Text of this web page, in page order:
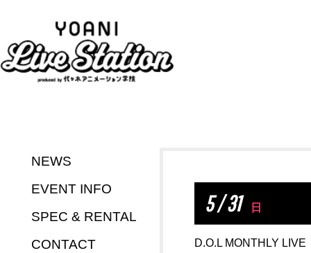
NEWS
EVENT INFO
SPEC & RENTAL
CONTACT
5 / 31 日
D.O.L MONTHLY LIVE